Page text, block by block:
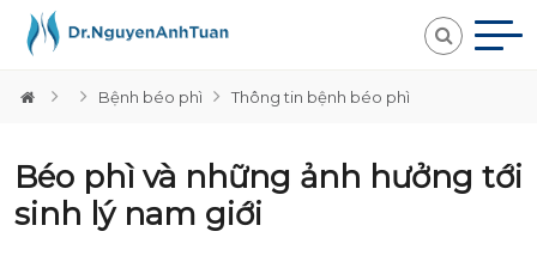
Bệnh béo phì Thông tin bệnh béo phì
Béo phì và những ảnh hưởng tới
sinh lý nam giới